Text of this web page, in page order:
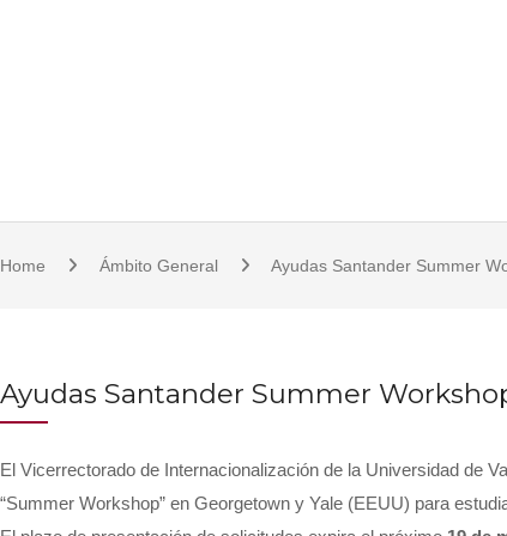
c
n
t
Home Ámbito General Ayudas Santander Summer
Ayudas Santander Summer
El Vicerrectorado de Internacionalización de la Universidad de
“Summer Workshop” en Georgetown y Yale (EEUU) para